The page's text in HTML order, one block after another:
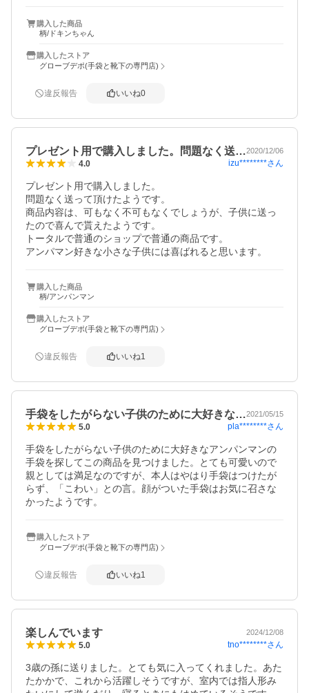
購入した商品
柄/ドキンちゃん
購入したストア
グローブデポ(手袋と靴下の専門店)
違反報告 いいね0
プレゼント用で購入しました。問題なく送…2020/12/06
4.0 izu********さん
プレゼント用で購入しました。
問題なく送って頂けたようです。
商品内容は、可もなく不可もなくでしょうが、子供に送っ
たので喜んで貰えたようです。
トータルで普通のショップで普通の商品です。
アンパマン好きな小さな子供には喜ばれると思います。
購入した商品
柄/アンパンマン
購入したストア
グローブデポ(手袋と靴下の専門店)
違反報告 いいね1
手袋をしたがらない子供のために大好きな…2021/05/15
5.0 pla********さん
手袋をしたがらない子供のために大好きなアンパンマンの
手袋を探してこの商品を見つけました。とても可愛いので
親としては満足なのですが、本人はやはり手袋はつけたが
らず、「こわい」との言。顔がついた手袋はお気に召さな
かったようです。
購入したストア
グローブデポ(手袋と靴下の専門店)
違反報告 いいね1
楽しんでいます 2024/12/08
5.0 tno********さん
3歳の孫に送りました。とても気に入ってくれました。あた
たかかで、これから活躍しそうですが、室内では指人形み